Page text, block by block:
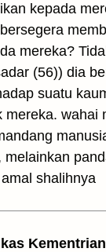
kepada
mereka?
(56)) dia
suatu
mereka. wahai
melainkan
shalihnya